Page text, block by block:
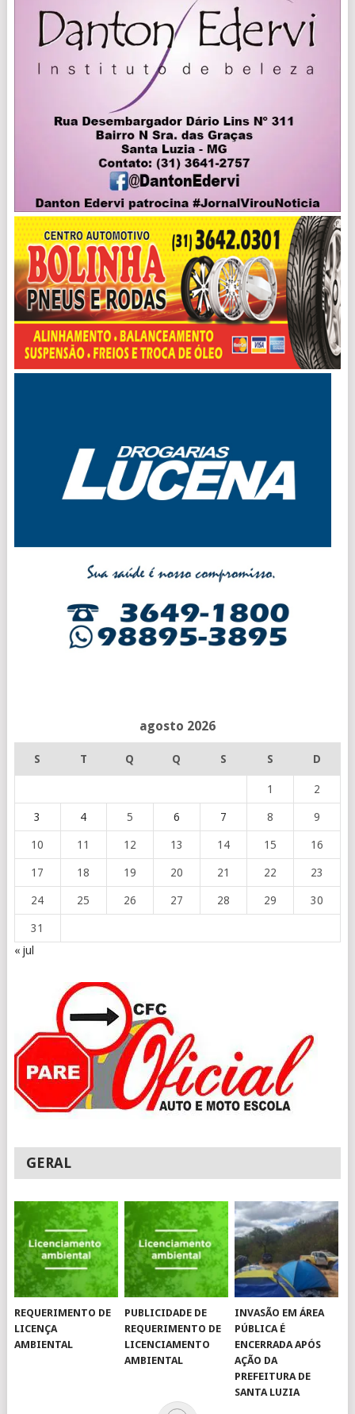
agosto 2026
S T Q Q S S D
1 2
3 4 5 6 7 8 9
10 11 12 13 14 15 16
17 18 19 20 21 22 23
24 25 26 27 28 29 30
31
« jul
GERAL
REQUERIMENTO DE
LICENÇA
AMBIENTAL
PUBLICIDADE DE
REQUERIMENTO DE
LICENCIAMENTO
AMBIENTAL
INVASÃO EM ÁREA
PÚBLICA É
ENCERRADA APÓS
AÇÃO DA
PREFEITURA DE
SANTA LUZIA